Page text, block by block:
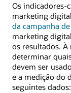
Os indicadores-
marketing
da campanha
marketing
os resultados. À
determinar
devem ser
e a medição do
seguintes dados: